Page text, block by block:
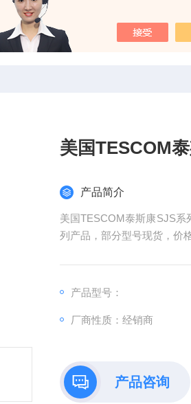
当前位置： 首页 产品中心 欧美品
美国TESCOM
产品简介
美国TESCOM泰斯康SJS系
列产品，部分型号现货，价
产品型号：
厂商性质：经销商
产品咨询